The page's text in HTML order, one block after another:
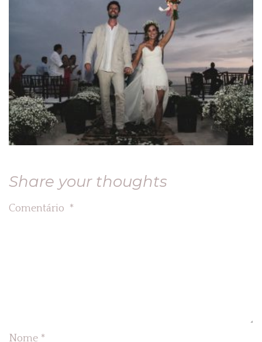
Share your thoughts
Comentário *
Nome *